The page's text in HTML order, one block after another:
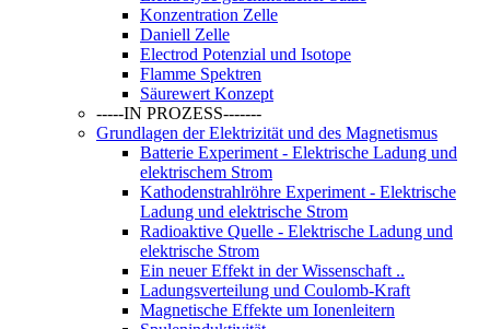
Konzentration Zelle
Daniell Zelle
Electrod Potenzial und Isotope
Flamme Spektren
Säurewert Konzept
-----IN PROZESS-------
Grundlagen der Elektrizität und des Magnetismus
Batterie Experiment - Elektrische Ladung und
elektrischem Strom
Kathodenstrahlröhre Experiment - Elektrische
Ladung und elektrische Strom
Radioaktive Quelle - Elektrische Ladung und
elektrische Strom
Ein neuer Effekt in der Wissenschaft ..
Ladungsverteilung und Coulomb-Kraft
Magnetische Effekte um Ionenleitern